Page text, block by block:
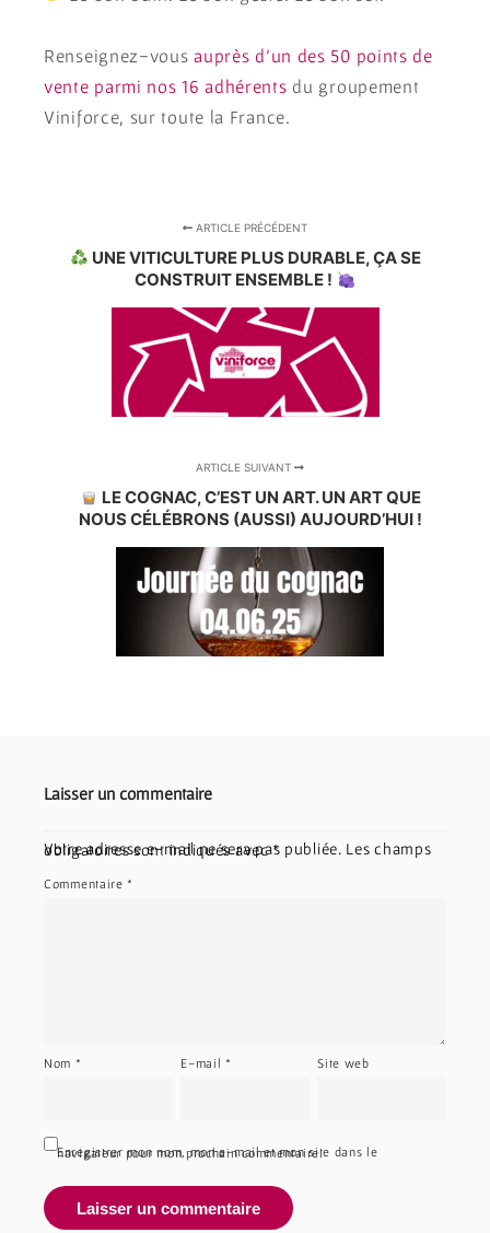
Renseignez-vousauprès d’un des 50 points de
vente parmi nos 16 adhérents du groupement
Viniforce, sur toute la France.
ARTICLE PRÉCÉDENT
UNE VITICULTURE PLUS DURABLE, ÇA SE
CONSTRUIT ENSEMBLE !
ARTICLE SUIVANT
LE COGNAC, C’EST UN ART. UN ART QUE
NOUS CÉLÉBRONS (AUSSI) AUJOURD’HUI !
Laisser un commentaire
Votre adresse e-mail ne sera pas publiée.
Les champs obligatoires sont indiqués avec*
Commentaire*
Nom * E-mail* Site web
Enregistrer mon nom, mon e-mail et mon site dans le navigateur pour mon prochain commentaire.